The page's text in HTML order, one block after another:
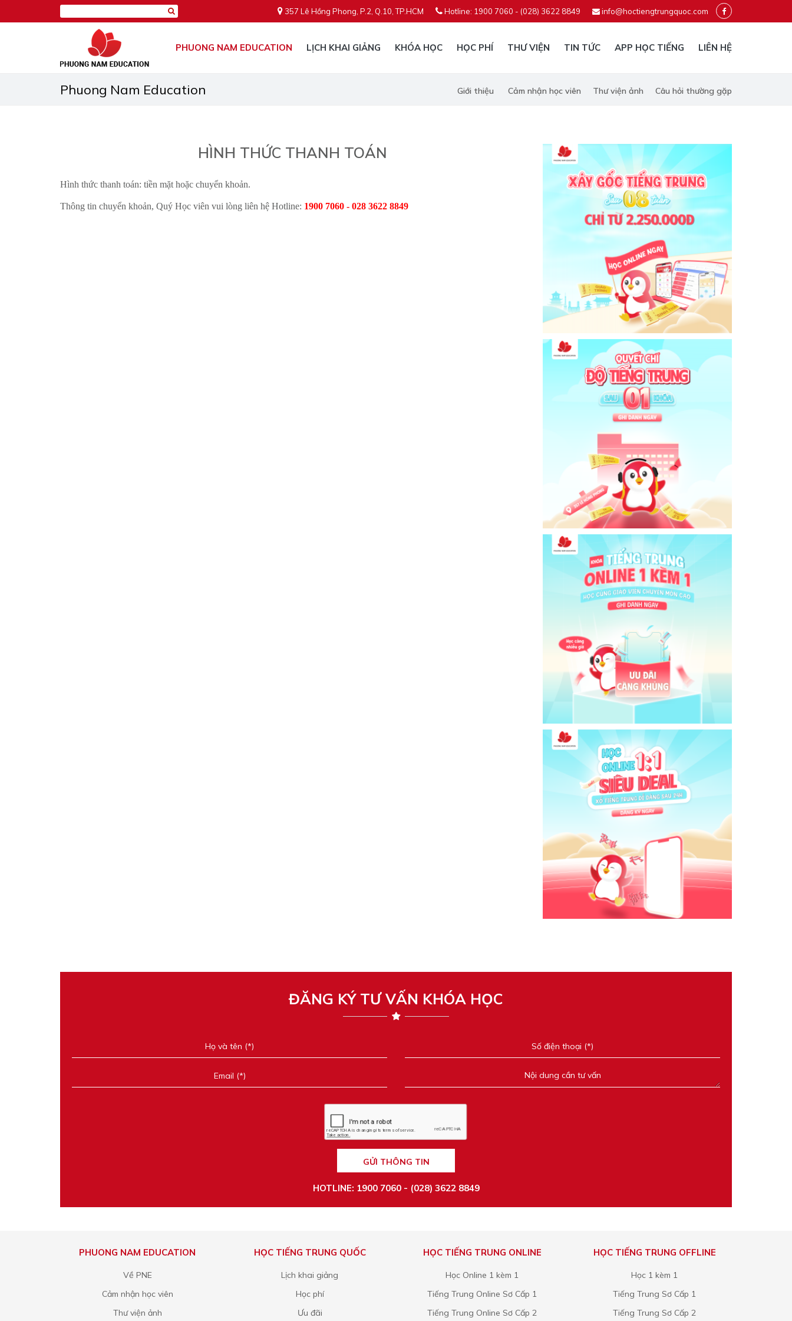
357 Lê Hồng Phong, P.2, Q.10, TP.HCM Hotline: 1900 7060 - (028) 3622 8849 info@hoctiengtrungquoc.com
PHUONG NAM EDUCATION LỊCH KHAI GIẢNG KHÓA HỌC HỌC PHÍ THƯ VIỆN TIN TỨC APP HỌC TIẾNG LIÊN HỆ
Phuong Nam Education Giới thiệu Cảm nhận học viên Thư viện ảnh Câu hỏi thường gặp
HÌNH THỨC THANH TOÁN
Hình thức thanh toán: tiền mặt hoặc chuyển khoản.
Thông tin chuyển khoản, Quý Học viên vui lòng liên hệ Hotline: 1900 7060 - 028 3622 8849
ĐĂNG KÝ TƯ VẤN KHÓA HỌC
GỬI THÔNG TIN
HOTLINE: 1900 7060 - (028) 3622 8849
PHUONG NAM EDUCATION
Về PNE
Cảm nhận học viên
Thư viện ảnh
HỌC TIẾNG TRUNG QUỐC
Lịch khai giảng
Học phí
Ưu đãi
HỌC TIẾNG TRUNG ONLINE
Học Online 1 kèm 1
Tiếng Trung Online Sơ Cấp 1
Tiếng Trung Online Sơ Cấp 2
HỌC TIẾNG TRUNG OFFLINE
Học 1 kèm 1
Tiếng Trung Sơ Cấp 1
Tiếng Trung Sơ Cấp 2